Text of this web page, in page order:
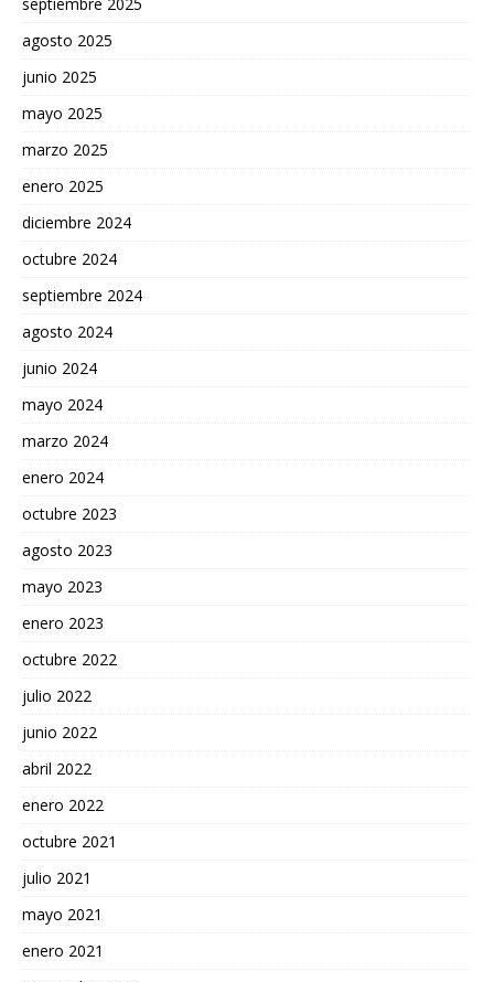
agosto 2025
junio 2025
mayo 2025
marzo 2025
enero 2025
diciembre 2024
octubre 2024
septiembre 2024
agosto 2024
junio 2024
mayo 2024
marzo 2024
enero 2024
octubre 2023
agosto 2023
mayo 2023
enero 2023
octubre 2022
julio 2022
junio 2022
abril 2022
enero 2022
octubre 2021
julio 2021
mayo 2021
enero 2021